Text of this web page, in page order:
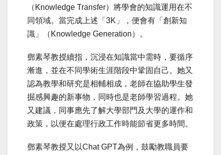
（Knowledge Transfer）將學會的知識運用在不
同領域。當完成上述「3K」，便會有「創新知
識」（Knowledge Generation）。
鄧素琴教授續指，沉浸在知識當中需時，要循序
漸進，並在不同學術生涯階段中鞏固自己。她又
認為教學和研究是相輔相成，老師在協助學生發
掘感興趣的新事物，同時也是老師學習過程。她
又建議，同事應先了解大學部門及大學的運作和
政策，以便在處理行政工作時能節省更多時間。
鄧素琴教授又以Chat GPT為例，鼓勵教職員要